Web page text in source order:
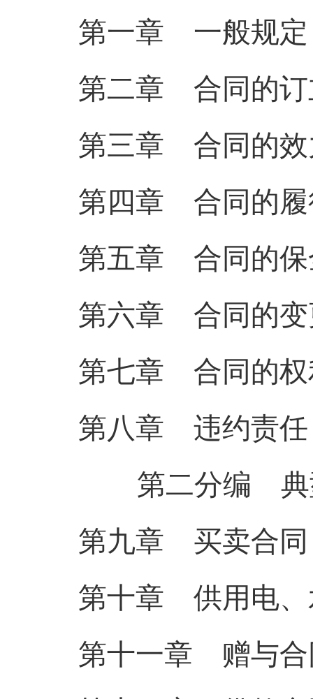
第一章 一般规定
第二章 合同的订
第三章 合同的效
第四章 合同的履
第五章 合同的保
第六章 合同的变
第七章 合同的权
第八章 违约责任
第二分编 典
第九章 买卖合同
第十章 供用电、
第十一章 赠与合